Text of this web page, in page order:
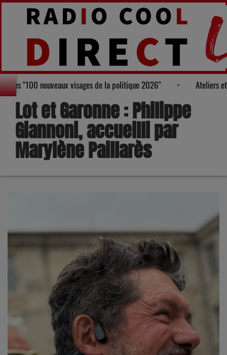
Palmarès des "100 nouveaux visages de la politique 2026"
Lot et Garonne : Philippe
Giannoni, accueilli par
Marylène Paillarès